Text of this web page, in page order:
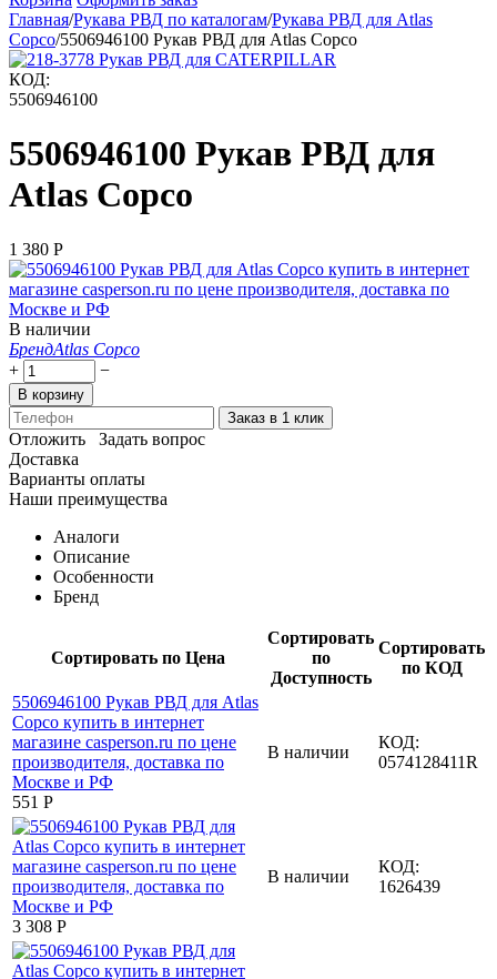
Главная/Рукава РВД по каталогам/Рукава РВД для Atlas
Copco/5506946100 Рукав РВД для Atlas Copco
КОД:
5506946100
5506946100 Рукав РВД для
Atlas Copco
1 380 Р
В наличии
БрендAtlas Copco
+
−
В корзину
Заказ в 1 клик
Отложить
Задать вопрос
Доставка
Варианты оплаты
Наши преимущества
Аналоги
Описание
Особенности
Бренд
Сортировать по Цена
Сортировать
по
Доступность
Сортировать
по КОД
‍551‍ Р
В наличии
КОД:
0574128411R
3 308 Р
В наличии
КОД:
1626439